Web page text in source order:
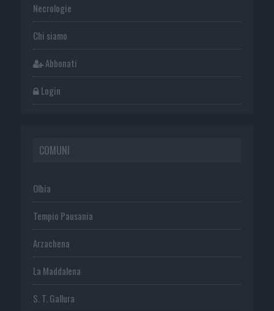
Necrologie
Chi siamo
Abbonati
Login
COMUNI
Olbia
Tempio Pausania
Arzachena
La Maddalena
S. T. Gallura